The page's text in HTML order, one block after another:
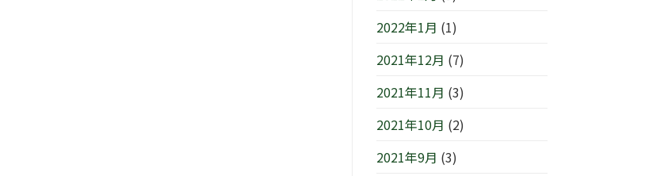
2022年1月 (1)
2021年12月 (7)
2021年11月 (3)
2021年10月 (2)
2021年9月 (3)